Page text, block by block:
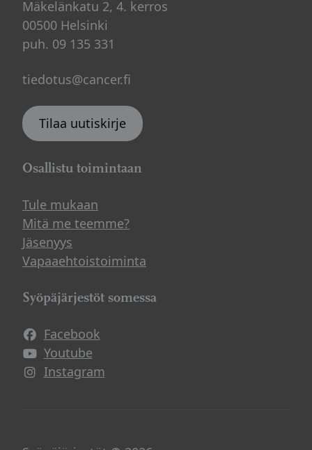
Mäkelänkatu 2, 4. kerros
00500 Helsinki
puh. 09 135 331
tiedotus@cancer.fi
Tilaa uutiskirje
Osallistu toimintaan
Tule mukaan
Mitä me teemme?
Jäsenyys
Vapaaehtoistoiminta
Syöpäjärjestöt somessa
Facebook
Avautuu uuteen ikkunaan
Youtube
Avautuu uuteen ikkunaan
Instagram
Avautuu uuteen ikkunaan